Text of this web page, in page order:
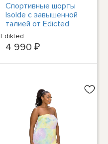
Спортивные шорты
Isolde с завышенной
талией от Edicted
Womens
Edikted
4 990 ₽